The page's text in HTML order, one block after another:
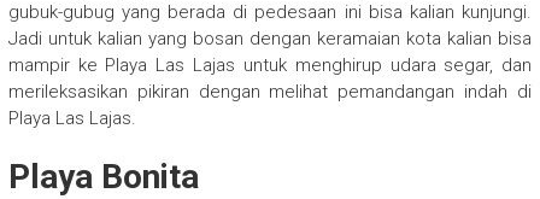
gubuk-gubug yang berada di pedesaan ini bisa kalian kunjungi.
Jadi untuk kalian yang bosan dengan keramaian kota kalian bisa
mampir ke Playa Las Lajas untuk menghirup udara segar, dan
merileksasikan pikiran dengan melihat pemandangan indah di
Playa Las Lajas.
Playa Bonita